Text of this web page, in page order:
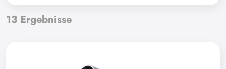
13 Ergebnisse